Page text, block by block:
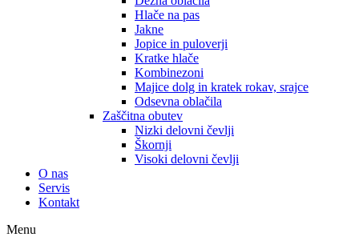
Hlače na pas
Jakne
Jopice in puloverji
Kratke hlače
Kombinezoni
Majice dolg in kratek rokav, srajce
Odsevna oblačila
Zaščitna obutev
Nizki delovni čevlji
Škornji
Visoki delovni čevlji
O nas
Servis
Kontakt
Menu